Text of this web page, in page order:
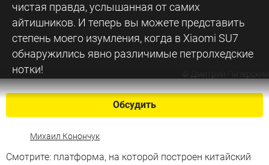
чистая правда, услышанная от самих
айтишников. И теперь вы можете представить
степень моего изумления, когда в Xiaomi SU7
обнаружились явно различимые петролхедские
нотки!
© Дмитрий Питерский
Обсудить
Михаил Конончук
Смотрите: платформа, на которой построен китайский